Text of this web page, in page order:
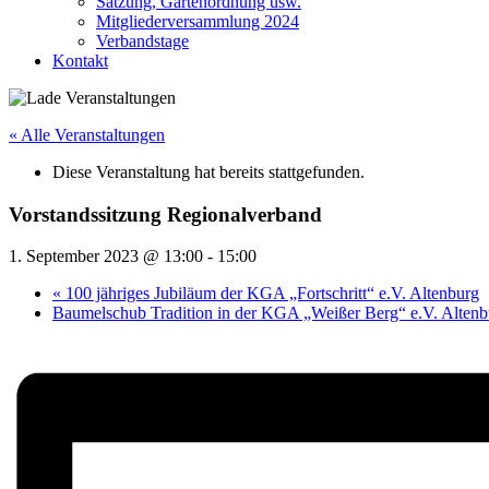
Mitgliederversammlung 2024
Verbandstage
Kontakt
« Alle Veranstaltungen
Diese Veranstaltung hat bereits stattgefunden.
Vorstandssitzung Regionalverband
1. September 2023 @ 13:00 - 15:00
« 100 jähriges Jubiläum der KGA „Fortschritt“ e.V. Altenburg
Baumelschub Tradition in der KGA „Weißer Berg“ e.V.